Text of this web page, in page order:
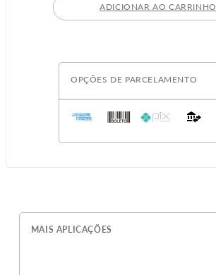
ADICIONAR AO CARRINHO
OPÇÕES DE PARCELAMENTO
MAIS APLICAÇÕES